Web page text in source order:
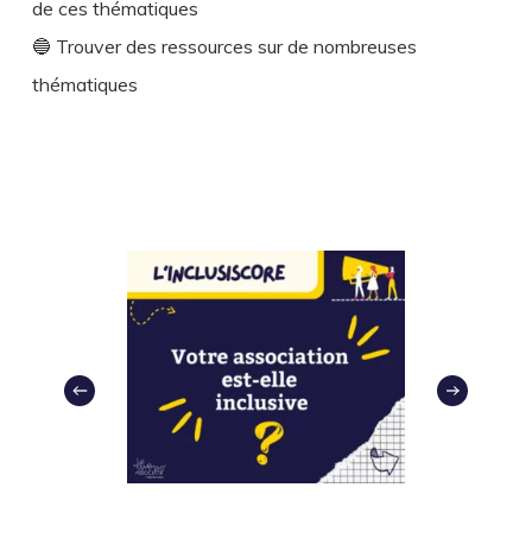
de ces thématiques
🔵 Trouver des ressources sur de nombreuses
thématiques